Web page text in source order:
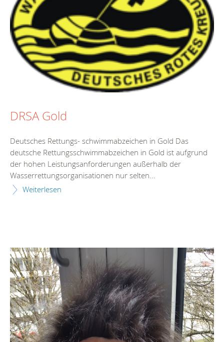
DRSA Gold
Deutsches Rettungs- schwimmabzeichen in Gold Das
deutsche Rettungsschwimmabzeichen in Gold ist aufgrund
der hohen Leistungsanforderungen außerhalb der
Wasserrettungsorganisationen nur selten...
Weiterlesen